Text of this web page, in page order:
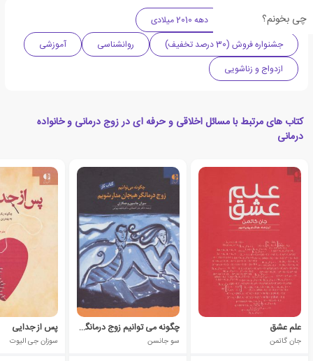
چی بخونم؟
ادبیات آمریکا
دهه 2010 میلادی
جشنواره فروش (30 درصد تخفیف)
روانشناسی
آموزشی
ازدواج و زناشویی
کتاب های مرتبط با مسائل اخلاقی و حرفه ای در زوج درمانی و خانواده
درمانی
علم عشق
جان گاتمن
چگونه می توانیم زوج درمانگر هیجان مدار شویم
سو جانسن
پس از جدایی
سوزان جی الیوت